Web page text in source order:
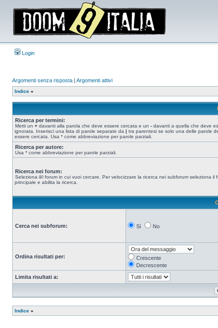
Login
Argomenti senza risposta | Argomenti attivi
Indice »
Ricerca per termini:
Metti un + davanti alla parola che deve essere cercata e un - davanti a quella che deve
ignorata. Inserisci una lista di parole separate da | tra parentesi se solo una delle parole
essere cercata. Usa * come abbreviazione per parole parziali.
Ricerca per autore:
Usa * come abbreviazione per parole parziali.
Ricerca nei forum:
Seleziona il/i forum in cui vuoi cercare. Per velocizzare la ricerca nei subforum seleziona il
principale e abilita la ricerca.
Cerca nei subforum: Sì No
Ordina risultati per:
Crescente
Decrescente
Limita risultati a:
Indice »